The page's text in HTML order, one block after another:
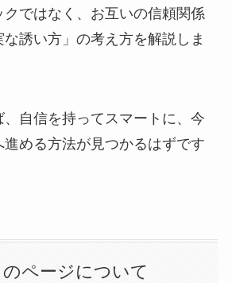
ではなく、お互いの信頼関係
誘い方」の考え方を解説しま
、自信を持ってスマートに、今
める方法が見つかるはずです
のページについて